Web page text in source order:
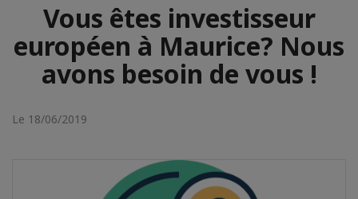
Vous êtes investisseur
européen à Maurice? Nous
avons besoin de vous !
Le 18/06/2019